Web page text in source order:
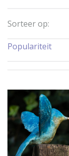
Sorteer op:
Populariteit